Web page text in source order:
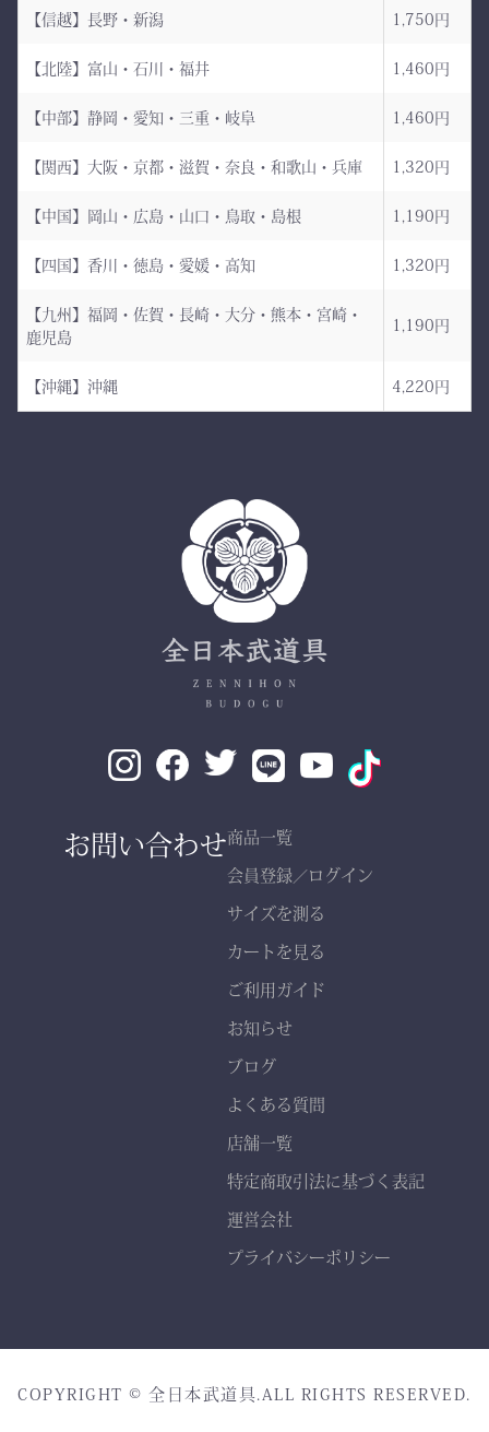
縫製工場
日本が誇る伝統織物 武州
金橋（8800番手 木綿生
袴。
産素材。
縫製は熊本の熟練縫製工場
✔ 日本製ならではの安心
✔ 程よい厚みと丈夫さ —
日々の稽古・大会でも安心
✔ 自然な綿素材で軽やか
✔ 伝統色・定番色の豊富
素材： 武州金橋 8800 木
140年以上の歴史をもつ日
本最古クラスの木綿生地。
とうための竹刀袋。
持つだけで気持ちが引き締
負のスイッチが入る。
――その一本を、あなたの
手に。
【信越】長野・新潟 1,750円
【北陸】富山・石川・福井 1,460円
【中部】静岡・愛知・三重・岐阜 1,460円
【関西】大阪・京都・滋賀・奈良・和歌山・兵庫 1,320円
【中国】岡山・広島・山口・鳥取・島根 1,190円
【四国】香川・徳島・愛媛・高知 1,320円
【九州】福岡・佐賀・長崎・大分・熊本・宮崎・
鹿児島
1,190円
【沖縄】沖縄 4,220円
商品一覧
会員登録／ログイン
サイズを測る
カートを見る
ご利用ガイド
お知らせ
ブログ
よくある質問
店舗一覧
特定商取引法に基づく表記
運営会社
プライバシーポリシー
お問い合わせ
COPYRIGHT © 全日本武道具.ALL RIGHTS RESERVED.